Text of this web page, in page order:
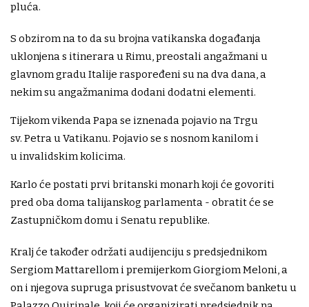
pluća.
S obzirom na to da su brojna vatikanska događanja
uklonjena s itinerara u Rimu, preostali angažmani u
glavnom gradu Italije raspoređeni su na dva dana, a
nekim su angažmanima dodani dodatni elementi.
Tijekom vikenda Papa se iznenada pojavio na Trgu
sv. Petra u Vatikanu. Pojavio se s nosnom kanilom i
u invalidskim kolicima.
Karlo će postati prvi britanski monarh koji će govoriti
pred oba doma talijanskog parlamenta - obratit će se
Zastupničkom domu i Senatu republike.
Kralj će također održati audijenciju s predsjednikom
Sergiom Mattarellom i premijerkom Giorgiom Meloni, a
on i njegova supruga prisustvovat će svečanom banketu u